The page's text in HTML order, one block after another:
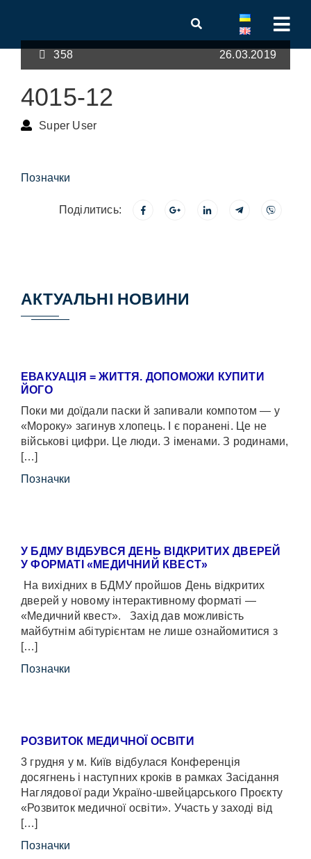
358 26.03.2019
4015-12
Super User
Позначки
Поділитись:
АКТУАЛЬНІ НОВИНИ
ЕВАКУАЦІЯ = ЖИТТЯ. ДОПОМОЖИ КУПИТИ
ЙОГО
Поки ми доїдали паски й запивали компотом — у
«Мороку» загинув хлопець. І є поранені. Це не
військові цифри. Це люди. З іменами. З родинами,
[…]
Позначки
У БДМУ ВІДБУВСЯ ДЕНЬ ВІДКРИТИХ ДВЕРЕЙ
У ФОРМАТІ «МЕДИЧНИЙ КВЕСТ»
На вихідних в БДМУ пройшов День відкритих
дверей у новому інтерактивному форматі —
«Медичний квест». Захід дав можливість
майбутнім абітурієнтам не лише ознайомитися з
[…]
Позначки
РОЗВИТОК МЕДИЧНОЇ ОСВІТИ
3 грудня у м. Київ відбулася Конференція
досягнень і наступних кроків в рамках Засідання
Наглядової ради Україно-швейцарського Проєкту
«Розвиток медичної освіти». Участь у заході від
[…]
Позначки